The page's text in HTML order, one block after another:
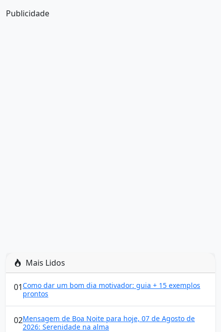
Publicidade
Mais Lidos
01Como dar um bom dia motivador: guia + 15 exemplos
prontos
02Mensagem de Boa Noite para hoje, 07 de Agosto de
2026: Serenidade na alma